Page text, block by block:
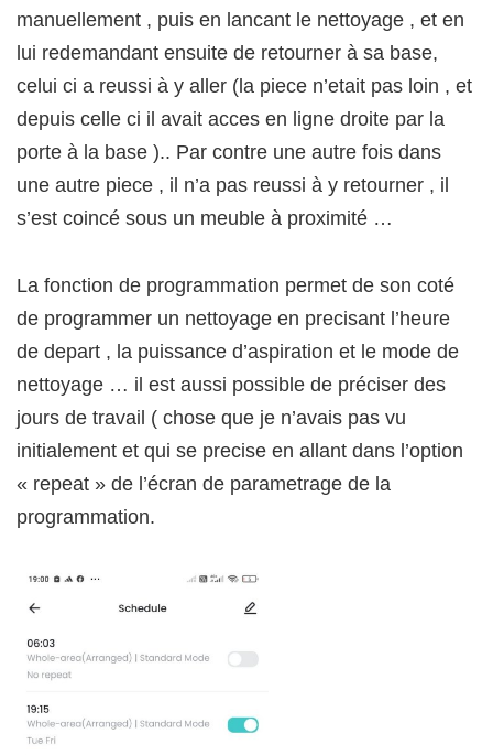
manuellement , puis en lancant le nettoyage , et en
lui redemandant ensuite de retourner à sa base,
celui ci a reussi à y aller (la piece n’etait pas loin , et
depuis celle ci il avait acces en ligne droite par la
porte à la base ).. Par contre une autre fois dans
une autre piece , il n’a pas reussi à y retourner , il
s’est coincé sous un meuble à proximité …
La fonction de programmation permet de son coté
de programmer un nettoyage en precisant l’heure
de depart , la puissance d’aspiration et le mode de
nettoyage … il est aussi possible de préciser des
jours de travail ( chose que je n’avais pas vu
initialement et qui se precise en allant dans l’option
« repeat » de l’écran de parametrage de la
programmation.